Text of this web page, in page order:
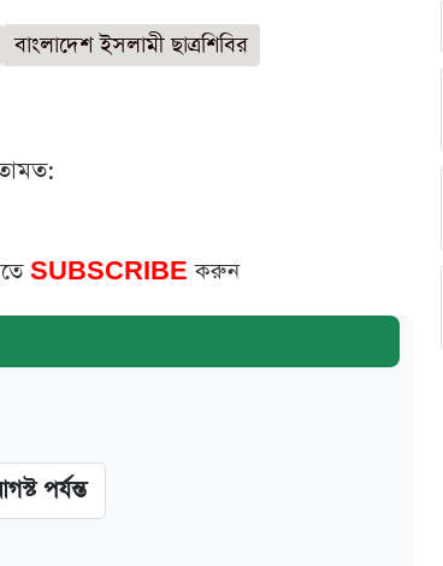
বাংলাদেশ ইসলামী ছাত্রশিবির
SUBSCRIBEকরুন
পর্যন্ত